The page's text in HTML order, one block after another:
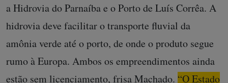
a Hidrovia do Parnaíba e o Porto de Luís Corrêa. A
hidrovia deve facilitar o transporte fluvial da
amônia verde até o porto, de onde o produto segue
rumo à Europa. Ambos os empreendimentos ainda
estão sem licenciamento, frisa Machado. “O Estado